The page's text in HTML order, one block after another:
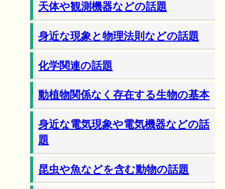
天体や観測機器などの話題
身近な現象と物理法則などの話題
化学関連の話題
動植物関係なく存在する生物の基本
身近な電気現象や電気機器などの話
題
昆虫や魚などを含む動物の話題